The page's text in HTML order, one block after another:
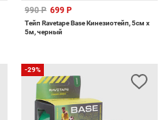
990 Р 699 Р
Тейп Ravetape Base Кинезиотейп, 5см x
5м, черный
-29%